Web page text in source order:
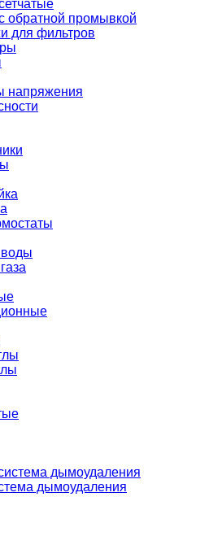
обратной промывкой
для фильтров
напряжения
воды
дымоудаления
дымоудаления